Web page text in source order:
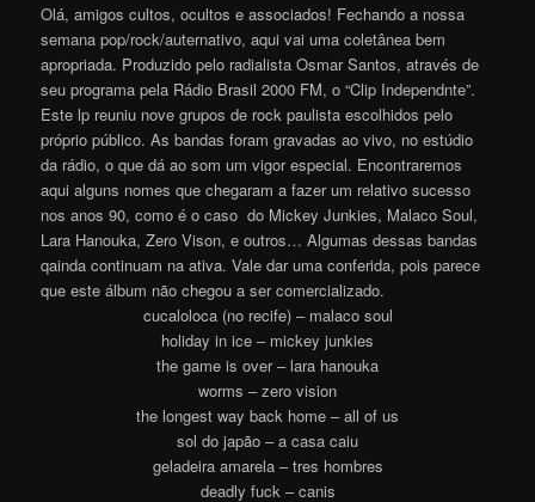
Olá, amigos cultos, ocultos e associados! Fechando a nossa
semana pop/rock/auternativo, aqui vai uma coletânea bem
apropriada. Produzido pelo radialista Osmar Santos, através de
seu programa pela Rádio Brasil 2000 FM, o “Clip Independnte”.
Este lp reuniu nove grupos de rock paulista escolhidos pelo
próprio público. As bandas foram gravadas ao vivo, no estúdio
da rádio, o que dá ao som um vigor especial. Encontraremos
aqui alguns nomes que chegaram a fazer um relativo sucesso
nos anos 90, como é o caso do Mickey Junkies, Malaco Soul,
Lara Hanouka, Zero Vison, e outros… Algumas dessas bandas
qainda continuam na ativa. Vale dar uma conferida, pois parece
que este álbum não chegou a ser comercializado.
cucaloloca (no recife) – malaco soul
holiday in ice – mickey junkies
the game is over – lara hanouka
worms – zero vision
the longest way back home – all of us
sol do japão – a casa caiu
geladeira amarela – tres hombres
deadly fuck – canis